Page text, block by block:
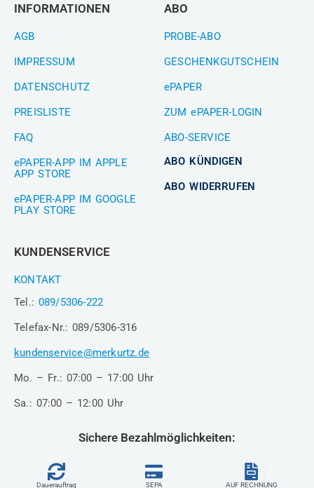
INFORMATIONEN
AGB
IMPRESSUM
DATENSCHUTZ
PREISLISTE
FAQ
ePAPER-APP IM APPLE
APP STORE
ePAPER-APP IM GOOGLE
PLAY STORE
ABO
PROBE-ABO
GESCHENKGUTSCHEIN
ePAPER
ZUM ePAPER-LOGIN
ABO-SERVICE
ABO KÜNDIGEN
ABO WIDERRUFEN
KUNDENSERVICE
KONTAKT
Tel.: 089/5306-222
Telefax-Nr.: 089/5306-316
kundenservice@merkurtz.de
Mo. – Fr.: 07:00 – 17:00 Uhr
Sa.: 07:00 – 12:00 Uhr
Sichere Bezahlmöglichkeiten:
Dauerauftrag SEPA AUF RECHNUNG